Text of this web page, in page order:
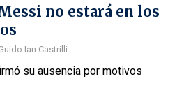
no estará en los
Ian Castrilli
su ausencia por motivos